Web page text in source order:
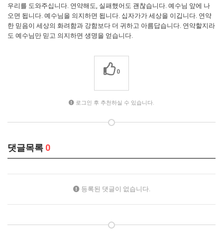
우리를 도와주십니다. 연약해도, 실패했어도 괜찮습니다. 예수님 앞에 나
오면 됩니다. 예수님을 의지하면 됩니다. 십자가가 세상을 이깁니다. 연약
한 믿음이 세상의 화려함과 강함보다 더 귀하고 아름답습니다. 연약할지라
도 예수님만 믿고 의지하면 생명을 얻습니다.
0
로그인 후 추천하실 수 있습니다.
댓글목록 0
등록된 댓글이 없습니다.